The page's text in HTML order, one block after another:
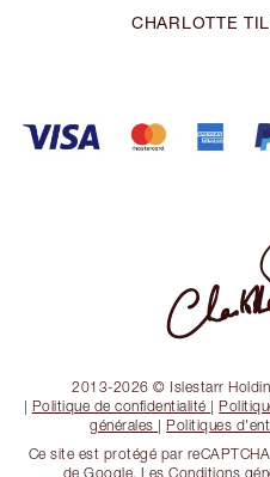
CHARLOTTE
2013-2026 © Islestarr
| Politique de confidentialité |
générales |Politiques
Ce site est protégé par
de Google. Les Conditions